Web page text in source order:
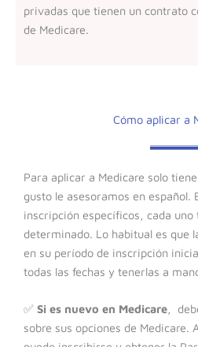
privadas que tienen un contrato
de Medicare.
Cómo aplicar a
Para aplicar a Medicare solo
gusto le asesoramos en español.
inscripción específicos, cada
determinado. Lo habitual es que
en su período de inscripción
todas las fechas y tenerlas a
✅ Si es nuevo en Medicare,
sobre sus opciones de Medicare.